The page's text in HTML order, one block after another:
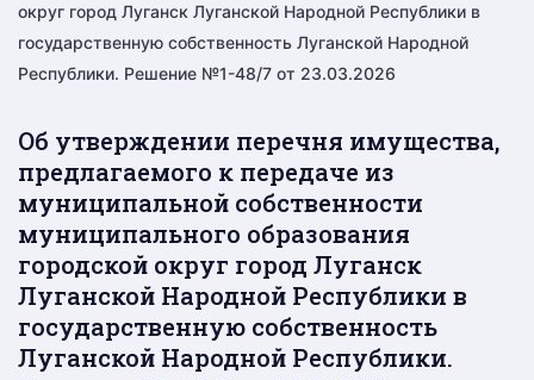
округ город Луганск Луганской Народной Республики в
государственную собственность Луганской Народной
Республики. Решение №1-48/7 от 23.03.2026
Об утверждении перечня имущества,
предлагаемого к передаче из
муниципальной собственности
муниципального образования
городской округ город Луганск
Луганской Народной Республики в
государственную собственность
Луганской Народной Республики.